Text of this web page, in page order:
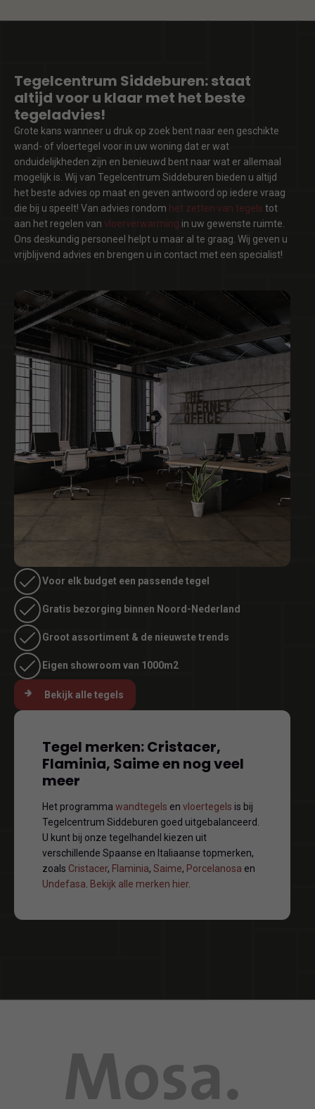
Tegelcentrum Siddeburen: staat
altijd voor u klaar met het beste
tegeladvies!
Grote kans wanneer u druk op zoek bent naar een geschikte
wand- of vloertegel voor in uw woning dat er wat
onduidelijkheden zijn en benieuwd bent naar wat er allemaal
mogelijk is. Wij van Tegelcentrum Siddeburen bieden u altijd
het beste advies op maat en geven antwoord op iedere vraag
die bij u speelt! Van advies rondom het zetten van tegels tot
aan het regelen van vloerverwarming in uw gewenste ruimte.
Ons deskundig personeel helpt u maar al te graag. Wij geven u
vrijblijvend advies en brengen u in contact met een specialist!
Voor elk budget een passende tegel
Gratis bezorging binnen Noord-Nederland
Groot assortiment & de nieuwste trends
Eigen showroom van 1000m2
Bekijk alle tegels
Tegel merken: Cristacer,
Flaminia, Saime en nog veel
meer
Het programma wandtegels en vloertegels is bij
Tegelcentrum Siddeburen goed uitgebalanceerd.
U kunt bij onze tegelhandel kiezen uit
verschillende Spaanse en Italiaanse topmerken,
zoals Cristacer, Flaminia, Saime, Porcelanosa en
Undefasa Bekijk alle merken hier.